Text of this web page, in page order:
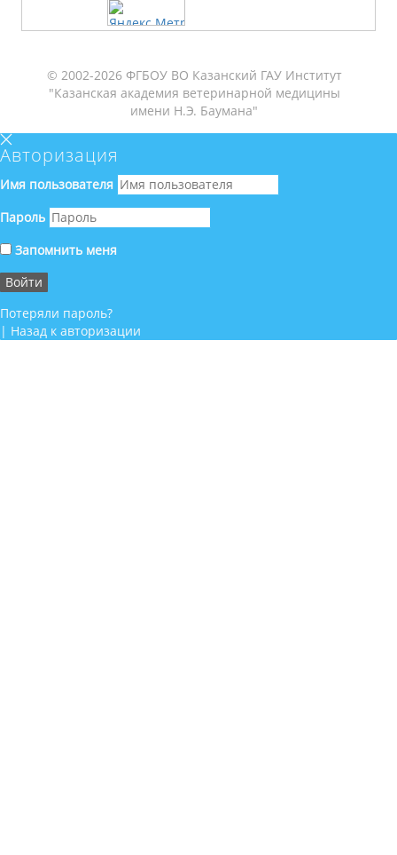
© 2002-2026 ФГБОУ ВО Казанский ГАУ Институт
"Казанская академия ветеринарной медицины
имени Н.Э. Баумана"
Авторизация
Имя пользователя
Пароль
Запомнить меня
Потеряли пароль?
| Назад к авторизации